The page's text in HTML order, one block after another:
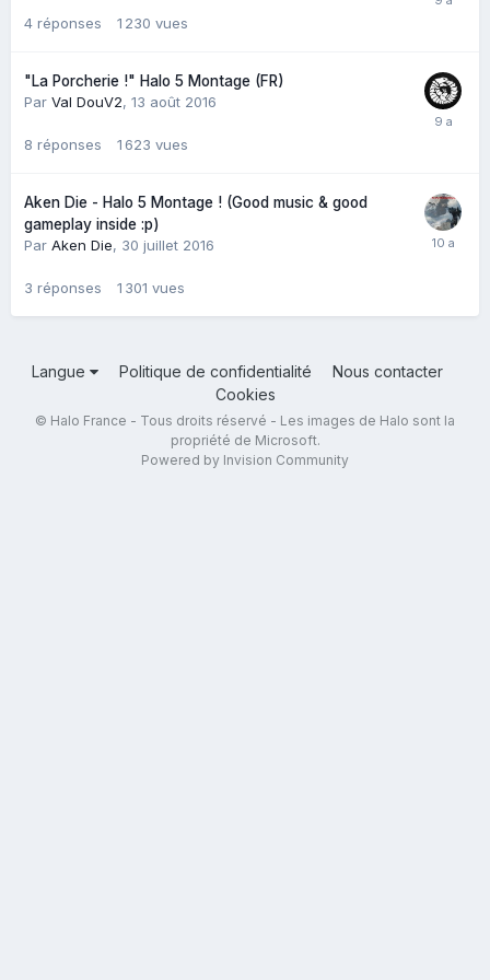
4 réponses 1 230 vues
"La Porcherie !" Halo 5 Montage (FR)
Par Val DouV2, 13 août 2016
8 réponses 1 623 vues
Aken Die - Halo 5 Montage ! (Good music & good
gameplay inside :p)
Par Aken Die, 30 juillet 2016
3 réponses 1 301 vues
Langue Politique de confidentialité
Nous contacter
Cookies
© Halo France - Tous droits réservé - Les images de Halo sont la
propriété de Microsoft.
Powered by Invision Community